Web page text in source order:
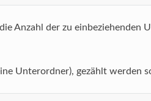
Anzahl der zu einbeziehenden
Unterordner), gezählt werden